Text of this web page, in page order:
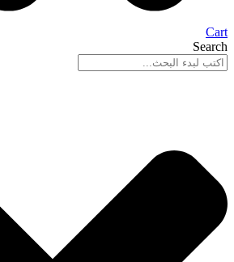
Cart
Search